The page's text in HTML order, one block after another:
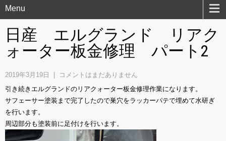
Menu
日産 エルグランド リアク
ォーター板金修理 パート2
2019年3月19日
コメントはまだありません
引き続きエルグランドのリアクォーター板金修理作業になります。
サフェーサー塗装まで完了したので巣穴をラッカーパテで埋めて水研ぎ
を行います。
周辺部分も塗装前に足付けを行います。